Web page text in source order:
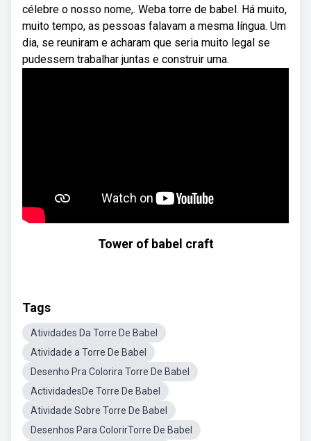
célebre o nosso nome,. Weba torre de babel. Há muito,
muito tempo, as pessoas falavam a mesma língua. Um
dia, se reuniram e acharam que seria muito legal se
pudessem trabalhar juntas e construir uma.
Tower of babel craft
Tags
Atividades Da Torre De Babel
Atividade a Torre De Babel
Desenho Pra Colorira Torre De Babel
ActividadesDe Torre De Babel
Atividade Sobre Torre De Babel
Desenhos Para ColorirTorre De Babel